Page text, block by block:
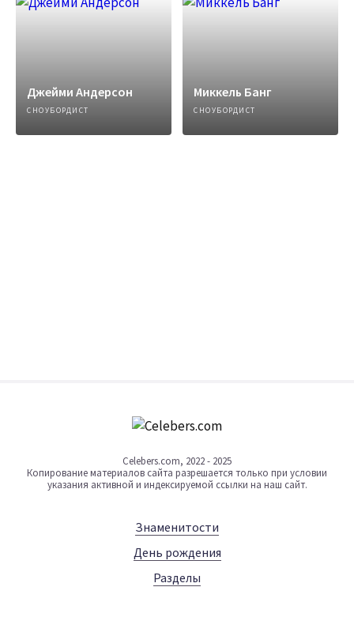
Джейми Андерсон
СНОУБОРДИСТ
Миккель Банг
СНОУБОРДИСТ
Celebers.com, 2022 - 2025
Копирование материалов сайта разрешается только при условии
указания активной и индексируемой ссылки на наш сайт.
Знаменитости
День рождения
Разделы